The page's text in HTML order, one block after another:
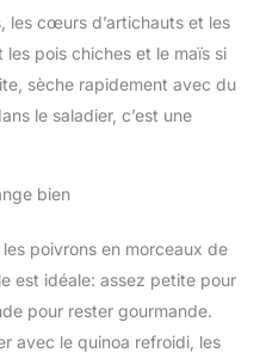
les cœurs d’artichauts et les
les pois chiches et le maïs si
sèche rapidement avec du
le saladier, c’est une
bien
poivrons en morceaux de
est idéale: assez petite pour
pour rester gourmande.
avec le quinoa refroidi, les